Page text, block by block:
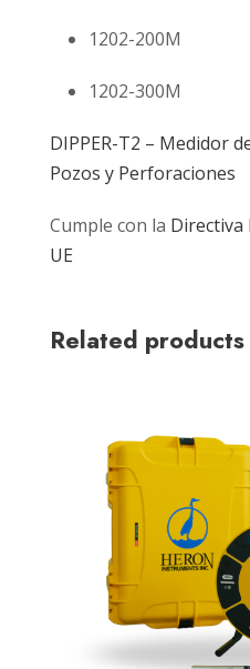
1202-200M
1202-300M
DIPPER-T2 – Medidor
Pozos y Perforaciones
Cumple con la Directiva
UE
Related products